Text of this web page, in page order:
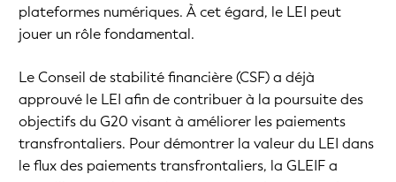
plateformes numériques. À cet égard, le LEI peut
jouer un rôle fondamental.
Le Conseil de stabilité financière (CSF) a déjà
approuvé le LEI afin de contribuer à la poursuite des
objectifs du G20 visant à améliorer les paiements
transfrontaliers. Pour démontrer la valeur du LEI dans
le flux des paiements transfrontaliers, la GLEIF a